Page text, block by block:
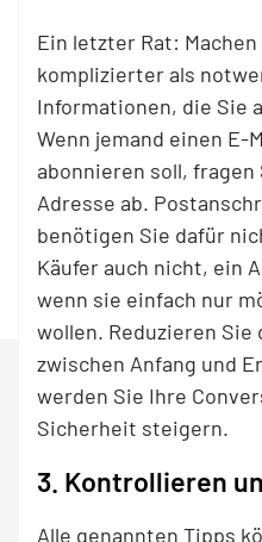
Ein letzter Rat:
komplizierter als
Informationen, die Sie
Wenn jemand einen E-
abonnieren soll, fragen
Adresse ab.
benötigen Sie dafür
Käufer auch nicht, ein
wenn sie einfach nur
wollen. Reduzieren
zwischen Anfang und
werden Sie Ihre
Sicherheit steigern.
3. Kontrollieren
Alle genannten Tipps